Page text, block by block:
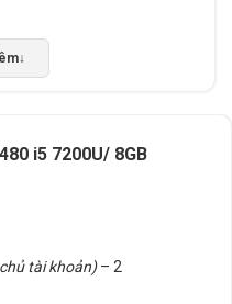
bị bền bỉ trong điều
sàng tư vấn chọn
tương thích và cung
nơi. Liên hệ ngay để
↓
i5 7200U/ 8GB
tài khoản) – 2